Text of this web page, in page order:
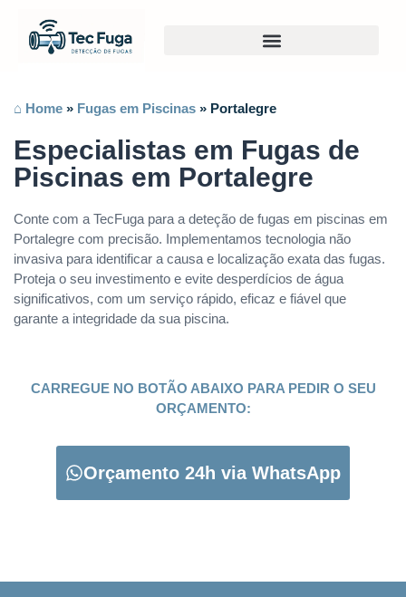
⌂ Home » Fugas em Piscinas » Portalegre
Especialistas em Fugas de
Piscinas em Portalegre
Conte com a TecFuga para a deteção de fugas em piscinas em
Portalegre com precisão. Implementamos tecnologia não
invasiva para identificar a causa e localização exata das fugas.
Proteja o seu investimento e evite desperdícios de água
significativos, com um serviço rápido, eficaz e fiável que
garante a integridade da sua piscina.
CARREGUE NO BOTÃO ABAIXO PARA PEDIR O SEU
ORÇAMENTO:
Orçamento 24h via WhatsApp